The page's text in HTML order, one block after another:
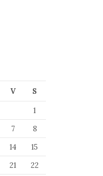
V
S
1
7
8
14
15
21
22